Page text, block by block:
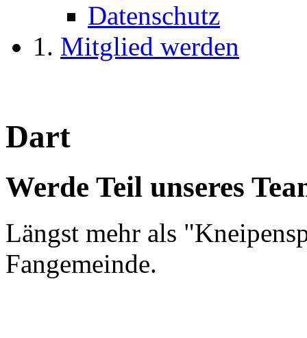
Datenschutz
Mitglied werden
Dart
Werde Teil unseres
Längst mehr als
Fangemeinde.